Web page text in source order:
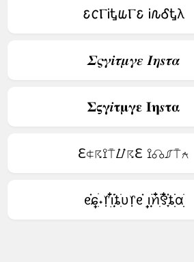
𐒢𐒨ⲄᎥᎿ𐒜Ⲅ𐒢 Ꭵ𐒐ᎴᎿλ
𝜮𝝇𝜸𝒊𝝉𝝁𝜸𝜺 𝜤𝜼𝒔𝝉𝜶
𝚺𝛓𝛄𝒊𝛕𝛍𝛄𝛆 𝚰𝛈𝒔𝛕𝛂
ℇ⍧☈⟟⍑⌰☈ℇ ⟟☊⎎⍑⍲
ᧉ᩠֗ɕִׄ˖᥅݂࣭݂ꪱִ໋ׅ࣪֗ȶׂׅυ᥅ᧉ᩠֗ ݂࣭݂ꪱׅ࣪ꪀִ໋࣪꯱ִָׂ໋֗ȶִׂׂׅαׂׅׅ